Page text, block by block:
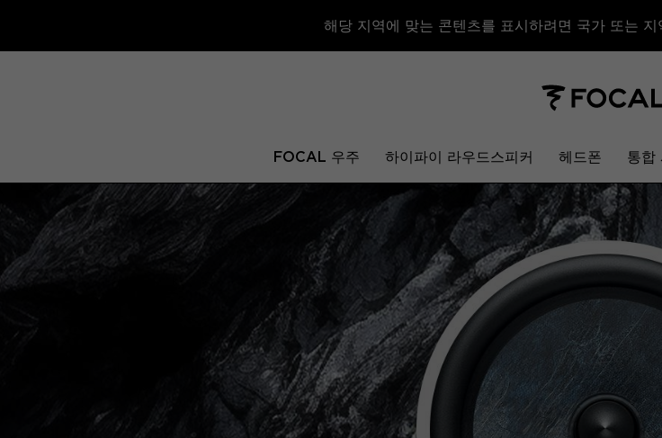
해당 지역에 맞는 콘텐츠를 표시하려면 국가 또는 지
FOCAL 우주 하이파이 라우드스피커 헤드폰 통합